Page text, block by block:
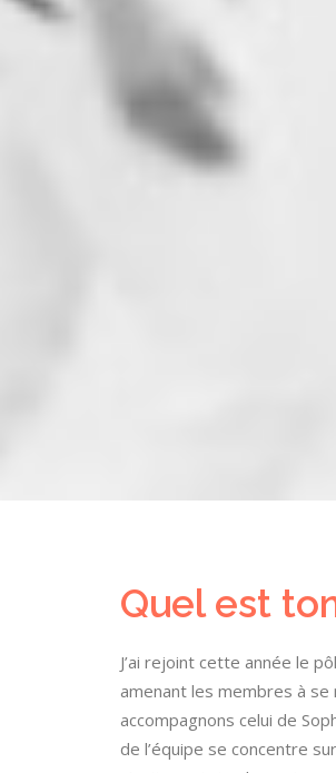
Quel est
J’ai rejoint cette année le
amenant les membres à
accompagnons celui de
de l’équipe se concentre